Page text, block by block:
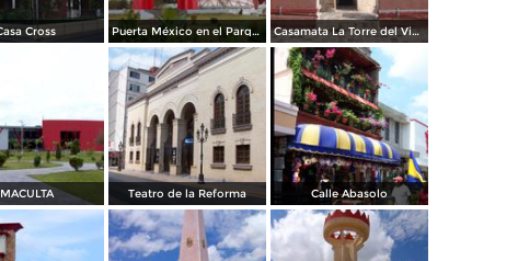
Cross Puerta México en el Parque Olímpico Casamata La Torre del Vigía
Teatro de la Reforma Calle Abasolo